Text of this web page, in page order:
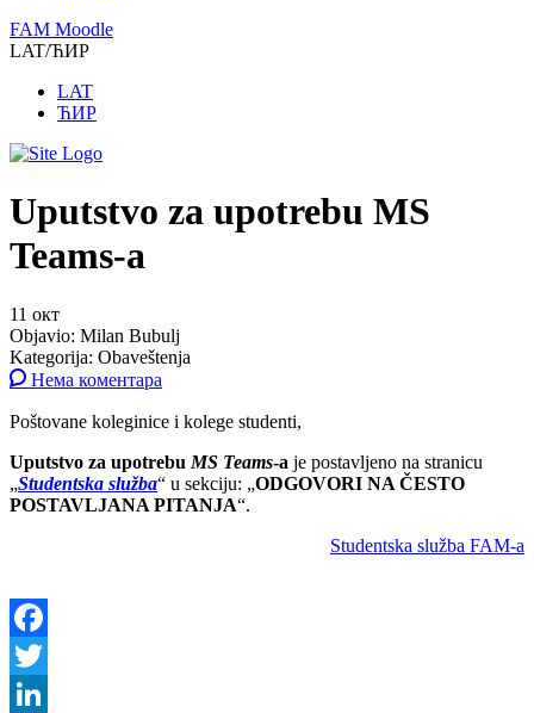
FAM Moodle
LAT/ЋИР
LAT
ЋИР
Uputstvo za upotrebu MS
Teams-a
11 окт
Objavio: Milan Bubulj
Kategorija: Obaveštenja
Нема коментара
Poštovane koleginice i kolege studenti,
Uputstvo za upotrebu MS Teams-a je postavljeno na stranicu
„Studentska služba“ u sekciju: „ODGOVORI NA ČESTO
POSTAVLJANA PITANJA“.
Studentska služba FAM-a
Facebook
Twitter